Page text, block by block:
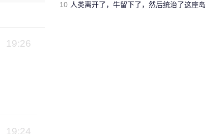
19:26
19:24
10 人类离开了，牛留下了，然后统治了这座岛